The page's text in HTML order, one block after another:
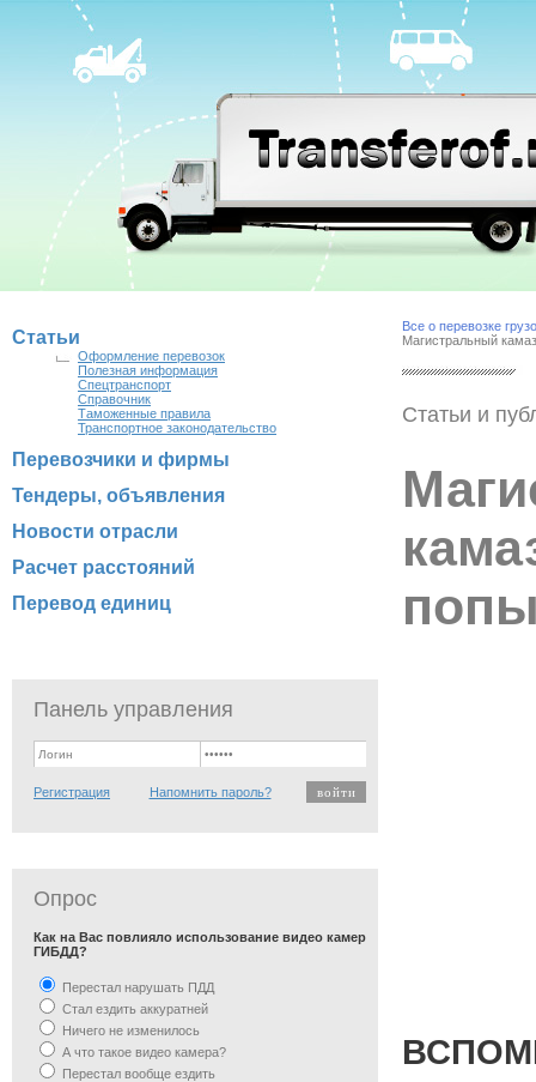
Статьи
Оформление перевозок
Полезная информация
Спецтранспорт
Справочник
Таможенные правила
Транспортное законодательство
Перевозчики и фирмы
Тендеры, объявления
Новости отрасли
Расчет расстояний
Перевод единиц
Панель управления
Регистрация Напомнить пароль?
Опрос
Как на Вас повлияло использование видео камер
ГИБДД?
Перестал нарушать ПДД
Стал ездить аккуратней
Ничего не изменилось
А что такое видео камера?
Перестал вообще ездить
Все о перевозке
Магистральный
Статьи и